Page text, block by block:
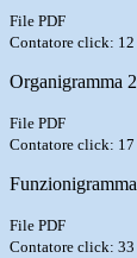
File PDF
Contatore click: 12
Organigramma
File PDF
Contatore click: 17
File PDF
Contatore click: 33